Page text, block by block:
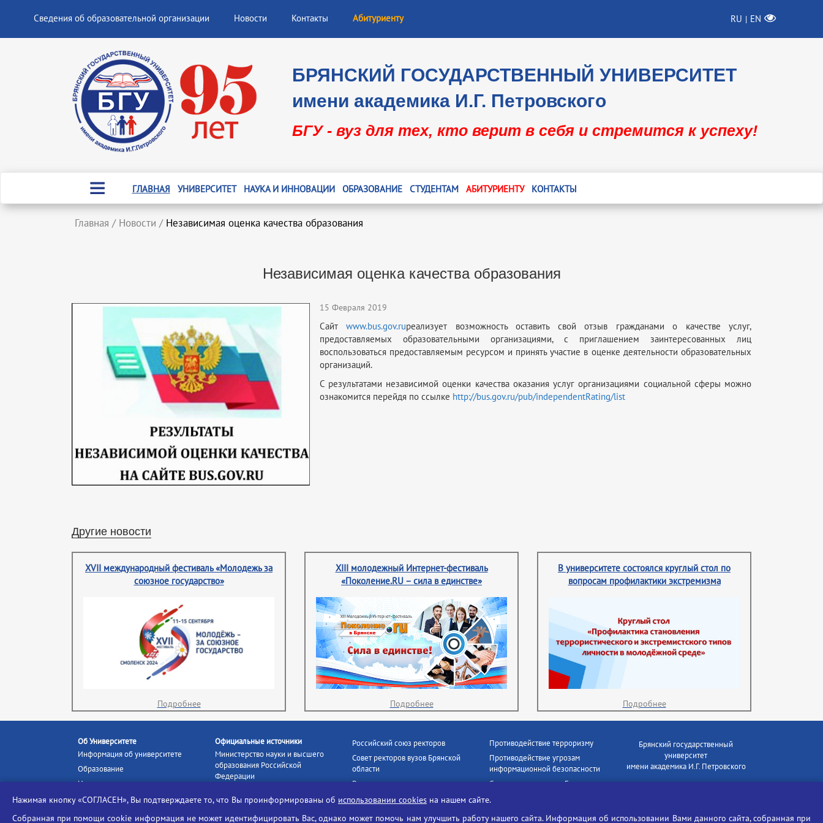
Сведения об образовательной организации Новости Контакты Абитуриенту RU | EN
БРЯНСКИЙ ГОСУДАРСТВЕННЫЙ УНИВЕРСИТЕТ
имени академика И.Г. Петровского
БГУ - вуз для тех, кто верит в себя и стремится к успеху!
ГЛАВНАЯ УНИВЕРСИТЕТ НАУКА И ИННОВАЦИИ ОБРАЗОВАНИЕ СТУДЕНТАМ АБИТУРИЕНТУ КОНТАКТЫ
Главная / Новости / Независимая оценка качества образования
Независимая оценка качества образования
15 Февраля 2019
Сайт www.bus.gov.ruреализует возможность оставить свой отзыв гражданами о качестве услуг,
предоставляемых образовательными организациями, с приглашением заинтересованных лиц
воспользоваться предоставляемым ресурсом и принять участие в оценке деятельности образовательных
организаций.
С результатами независимой оценки качества оказания услуг организациями социальной сферы можно
ознакомится перейдя по ссылке http://bus.gov.ru/pub/independentRating/list
Другие новости
XVII международный фестиваль «Молодежь за
союзное государство»
Подробнее
XIII молодежный Интернет-фестиваль
«Поколение.RU – сила в единстве»
Подробнее
В университете состоялся круглый стол по
вопросам профилактики экстремизма
Подробнее
Об Университете
Информация об университете
Образование
Наука и инновации
Абитуриенту
Официальные источники
Министерство науки и высшего
образования Российской
Федерации
Портал «Российское
образование»
Российский союз ректоров
Совет ректоров вузов Брянской
области
Росстудцентр
Наши партнёры
Противодействие терроризму
Противодействие угрозам
информационной безопасности
Социальные ролики - Генеральная
Брянский государственный
университет
имени академика И.Г. Петровского
Телефон: +7(4832)58-90-85
Нажимая кнопку «СОГЛАСЕН», Вы подтверждаете то, что Вы проинформированы об использовании cookies на нашем сайте.
Собранная при помощи cookie информация не может идентифицировать Вас, однако может помочь нам улучшить работу нашего сайта. Информация об использовании Вами данного сайта, собранная при